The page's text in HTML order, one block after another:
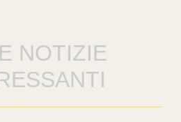
NOTIZIE